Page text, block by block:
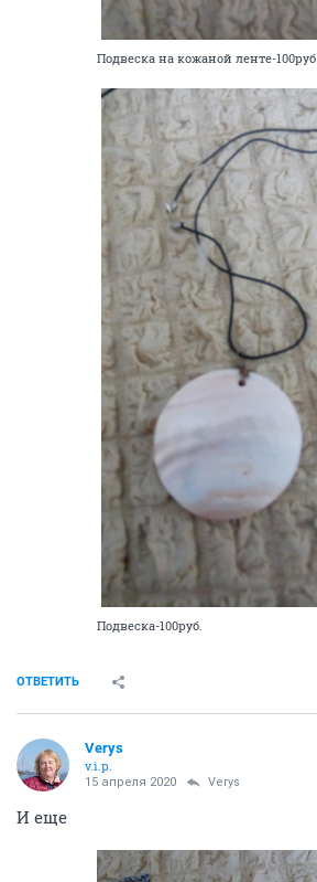
Подвеска на кожаной ленте-100руб
Подвеска-100руб.
ОТВЕТИТЬ
Verys
v.i.p.
15 апреля 2020 Verys
И еще